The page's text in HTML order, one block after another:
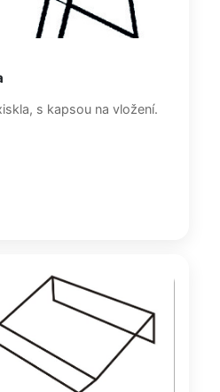
s kapsou na vložení.